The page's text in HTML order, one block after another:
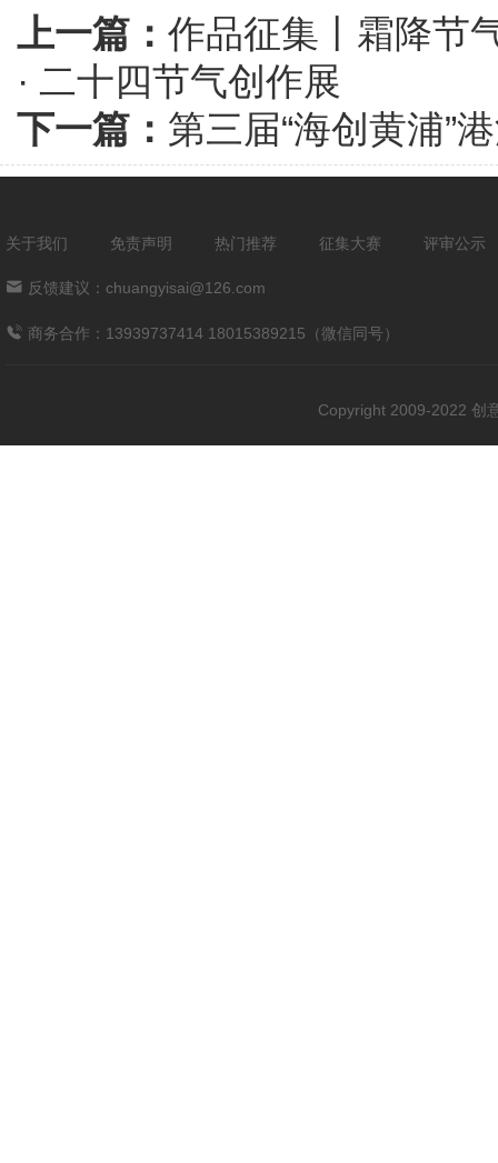
上一篇： 作品征集丨霜降节
· 二十四节气创作展
下一篇： 第三届“海创黄浦”
关于我们 免责声明 热门推荐 征集大赛 评审公示
反馈建议：chuangyisai@126.com
商务合作：13939737414 18015389215（微信同号）
Copyright 2009-2022 创